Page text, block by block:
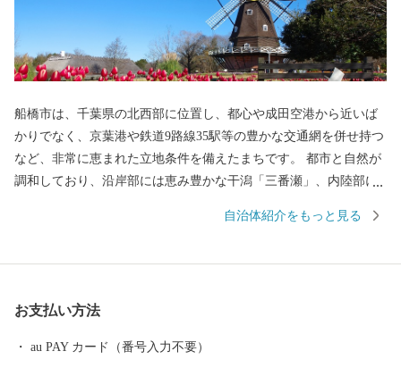
船橋市は、千葉県の北西部に位置し、都心や成田空港から近いば
かりでなく、京葉港や鉄道9路線35駅等の豊かな交通網を併せ持つ
など、非常に恵まれた立地条件を備えたまちです。 都市と自然が
調和しており、沿岸部には恵み豊かな干潟「三番瀬」、内陸部に
業、活発な文化・スポーツなど、全国有数のポテンシャルを秘め
口は約4万3千人でしたが、それから80年ほどの時を経て、約64万
人の人口を有し、豊かな文化や産業を誇る都市へと成長しまし
自治体紹介をもっと見る
お支払い方法
au PAY カード（番号入力不要）